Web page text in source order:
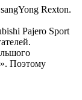
Rexton.
Pajero Sport
Поэтому